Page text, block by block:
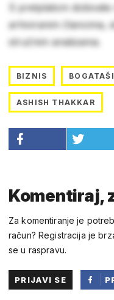
S pretplatom
arhiviranim člancima,
stručnim analizama.
BIZNIS BOGATAŠI
ASHISH THAKKAR
Komentiraj,
Za komentiranje je
račun? Registracija je
se u raspravu.
PRIJAVI SE